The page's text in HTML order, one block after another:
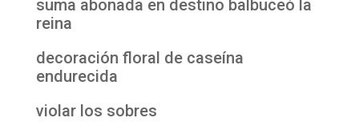
suma abonada en destino balbuceó la
reina
decoración floral de caseína
endurecida
violar los sobres